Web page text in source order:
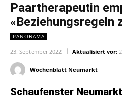
Paartherapeutin
«Beziehungsregeln
PANORAMA
23. September 2022 Aktualisiert vor:
Wochenblatt Neumarkt
Schaufenster Neumarkt